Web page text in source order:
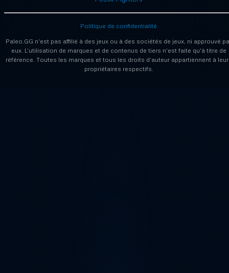
Paleo.GG n'est pas affilié à des jeux ou à des sociétés de jeux, ni approuvé
eux. L'utilisation de marques et de contenus de tiers n'est faite qu'à titre de
référence. Toutes les marques et tous les droits d'auteur appartiennent à
propriétaires respectifs.
Politique de confidentialité